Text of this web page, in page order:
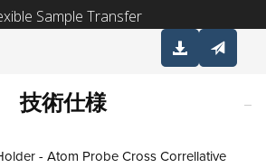
Sample Transfer
技術仕様